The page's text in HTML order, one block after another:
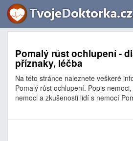
Pomalý růst ochlupení -
příznaky, léčba
Na této stránce naleznete veškeré
Pomalý růst ochlupení. Popis
nemoci a zkušenosti lidí s nemocí